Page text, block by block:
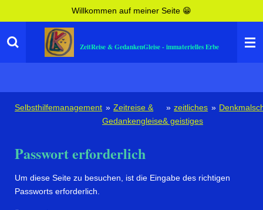
springen
ZeitReise & GedankenGleise - immaterielles Erbe
Willkommen auf meiner Seite 😁
Selbsthilfemanagement » Zeitreise &
Gedankengleise
» zeitliches
& geistiges
»
Passwort erforderlich
Um diese Seite zu besuchen, ist die Eingabe des richtigen
Passworts erforderlich.